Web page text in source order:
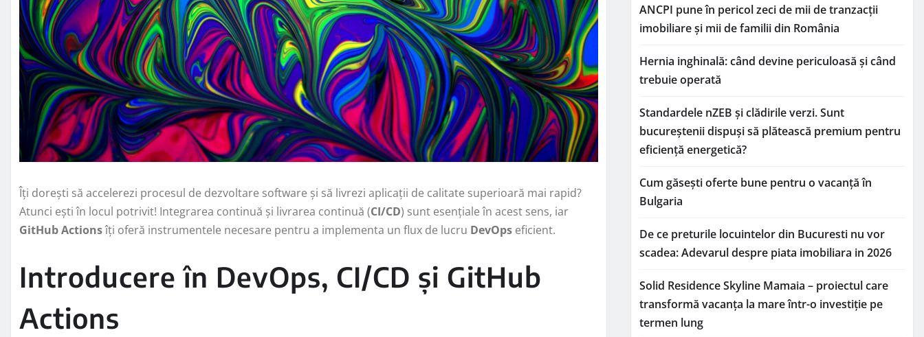
Îți dorești să accelerezi procesul de dezvoltare software și să livrezi aplicații de calitate superioară mai rapid?
Atunci ești în locul potrivit! Integrarea continuă și livrarea continuă (CI/CD) sunt esențiale în acest sens, iar
GitHub Actionsîți oferă instrumentele necesare pentru a implementa un flux de lucru DevOps eficient.
Introducere în DevOps, CI/CD și GitHub
Actions
ANCPI pune în pericol zeci de mii de tranzacții
imobiliare și mii de familii din România
Hernia inghinală: când devine periculoasă și când
trebuie operată
Standardele nZEB și clădirile verzi. Sunt
bucureștenii dispuși să plătească premium pentru
eficiență energetică?
Cum găsești oferte bune pentru o vacanță în
Bulgaria
De ce preturile locuintelor din Bucuresti nu vor
scadea: Adevarul despre piata imobiliara in 2026
Solid Residence Skyline Mamaia – proiectul care
transformă vacanța la mare într-o investiție pe
termen lung